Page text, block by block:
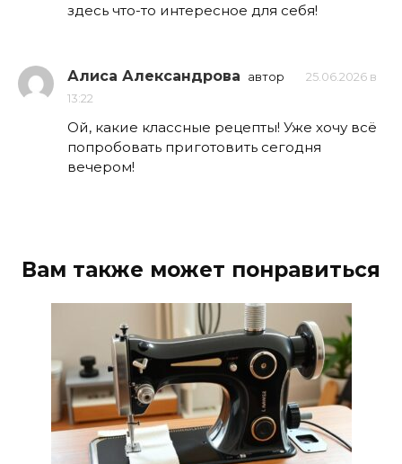
здесь что-то интересное для себя!
Алиса Александрова автор
25.06.2026 в
13:22
Ой, какие классные рецепты! Уже хочу всё
попробовать приготовить сегодня
вечером!
Вам также может понравиться